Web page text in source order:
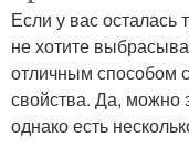
Если у вас осталась
не хотите
отличным способом
свойства. Да, можно
однако есть